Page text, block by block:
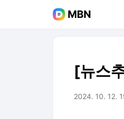
MBN
[뉴스
2024. 10. 12.